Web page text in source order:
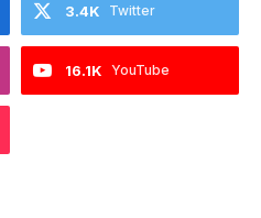
Twitter
3.4K
YouTube
16.1K